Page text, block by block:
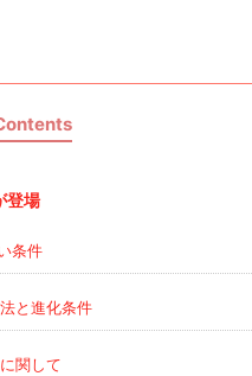
登場
条件
と進化条件
関して